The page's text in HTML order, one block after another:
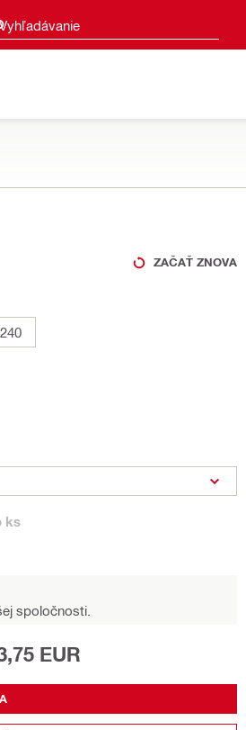
návrhy
ZAČAŤ ZNOVA
ks
spoločnosti.
EUR